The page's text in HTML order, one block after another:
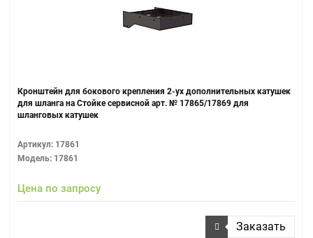
Кронштейн для бокового крепления 2-ух дополнительных катушек
для шланга на Стойке сервисной арт. № 17865/17869 для
шланговых катушек
Артикул: 17861
Модель: 17861
Цена по запросу
Заказать